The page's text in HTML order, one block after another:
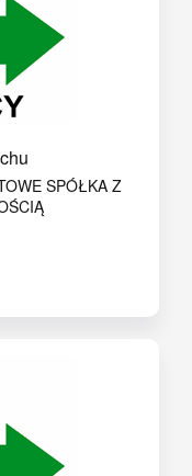
SPÓŁKA Z